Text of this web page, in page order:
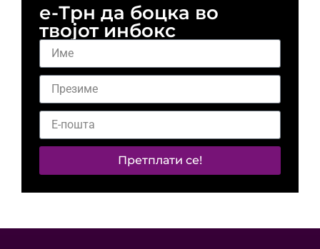
е-Трн да боцка во
твојот инбокс
Претплати се!